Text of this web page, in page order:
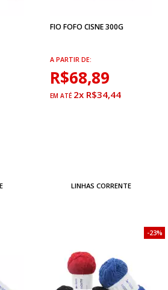
FIO FOFO CISNE 300G
A PARTIR DE:
R$68,89
2x R$34,44
LINHAS CORRENTE
23%